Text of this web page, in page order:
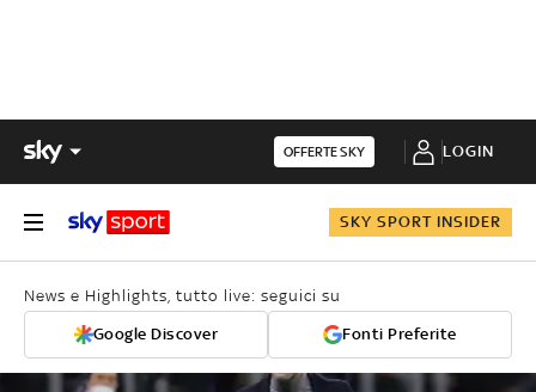
OFFERTE SKY LOGIN
SKY SPORT INSIDER
News e Highlights, tutto live: seguici su
Google Discover Fonti Preferite